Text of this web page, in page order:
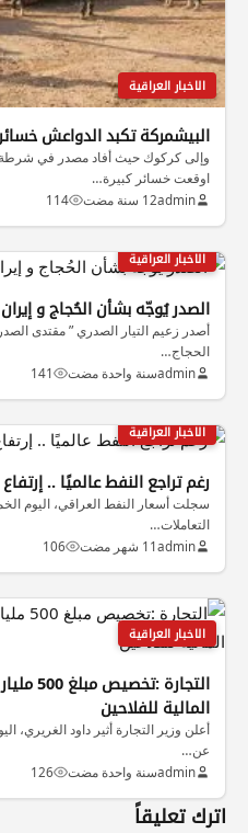
الاخبار العراقية
البيشمركة تكبد الدواعش
وإلى كركوك حيث أفاد مصدر في شرطة
اوقعت خسائر كبيرة…
admin12 سنة مضت 114
الاخبار العراقية
الصدر يُوجّه بشأن الحُجاج و إيران
أصدر زعيم التيار الصدري ” مقتدى
الحجاج…
adminسنة واحدة مضت 141
الاخبار العراقية
رغم تراجع النفط عالميًا ..
التعاملات…
admin11 شهر مضت 106
الاخبار العراقية
التجارة
المالية للفلاحين
عن…
adminسنة واحدة مضت 126
اترك تعليقاً